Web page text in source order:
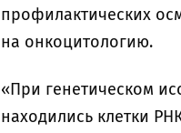
профилактических
на онкоцитологию.
«При генетическом
находились клетки